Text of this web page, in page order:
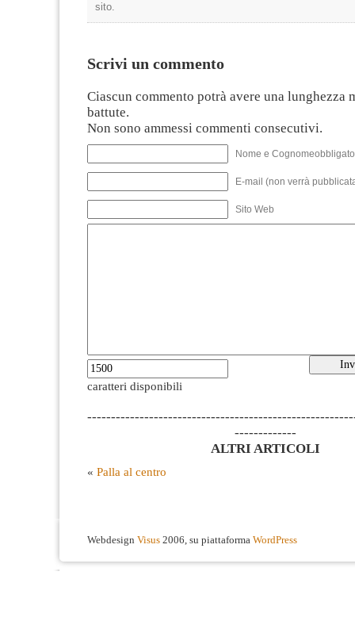
sito.
Scrivi un commento
Ciascun commento potrà avere una lunghezza
battute.
Non sono ammessi commenti consecutivi.
Nome e
E-mail (non verrà
Sito Web
caratteri disponibili
-------------
ALTRI ARTICOLI
« Palla al centro
Webdesign Visus 2006, su piattaforma WordPress